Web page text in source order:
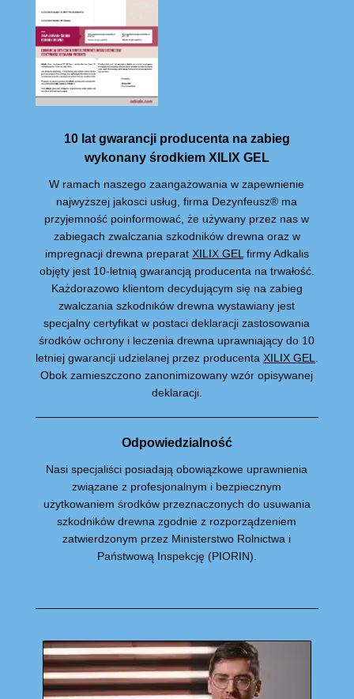
10 lat gwarancji producenta na zabieg
wykonany środkiem XILIX GEL
W ramach naszego zaangażowania w zapewnienie
najwyższej jakosci usług, firma Dezynfeusz® ma
przyjemność poinformować, że używany przez nas w
zabiegach zwalczania szkodników drewna oraz w
impregnacji drewna preparat XILIX GEL firmy Adkalis
objęty jest 10-letnią gwarancją producenta na trwałość.
Każdorazowo klientom decydującym się na zabieg
zwalczania szkodników drewna wystawiany jest
specjalny certyfikat w postaci deklaracji zastosowania
środków ochrony i leczenia drewna uprawniający do 10
letniej gwarancji udzielanej przez producenta XILIX GEL
Obok zamieszczono zanonimizowany wzór opisywanej
deklaracji.
Odpowiedzialność
Nasi specjaliści posiadają obowiązkowe uprawnienia
związane z profesjonalnym i bezpiecznym
użytkowaniem środków przeznaczonych do usuwania
szkodników drewna zgodnie z rozporządzeniem
zatwierdzonym przez Ministerstwo Rolnictwa i
Państwową Inspekcję (PIORIN).